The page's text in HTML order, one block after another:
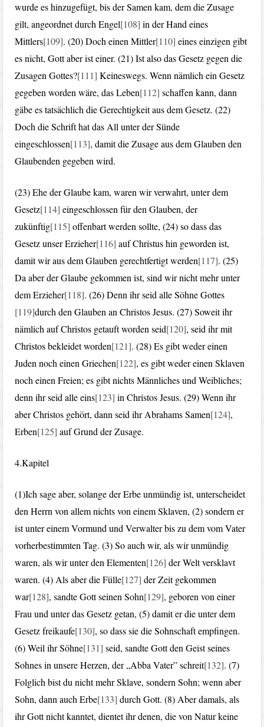
wurde es hinzugefügt, bis der Samen kam, dem die Zusage
gilt, angeordnet durch Engel[108] in der Hand eines
Mittlers[109]. (20) Doch einen Mittler[110] eines einzigen gibt
es nicht, Gott aber ist einer. (21) Ist also das Gesetz gegen die
Zusagen Gottes?[111] Keineswegs. Wenn nämlich ein Gesetz
gegeben worden wäre, das Leben[112] schaffen kann, dann
gäbe es tatsächlich die Gerechtigkeit aus dem Gesetz. (22)
Doch die Schrift hat das All unter der Sünde
eingeschlossen[113], damit die Zusage aus dem Glauben den
Glaubenden gegeben wird.
(23) Ehe der Glaube kam, waren wir verwahrt, unter dem
Gesetz[114] eingeschlossen für den Glauben, der
zukünftig[115] offenbart werden sollte, (24) so dass das
Gesetz unser Erzieher[116] auf Christus hin geworden ist,
damit wir aus dem Glauben gerechtfertigt werden[117]. (25)
Da aber der Glaube gekommen ist, sind wir nicht mehr unter
dem Erzieher[118]. (26) Denn ihr seid alle Söhne Gottes
[119]durch den Glauben an Christos Jesus. (27) Soweit ihr
nämlich auf Christos getauft worden seid[120], seid ihr mit
Christos bekleidet worden[121]. (28) Es gibt weder einen
Juden noch einen Griechen[122], es gibt weder einen Sklaven
noch einen Freien; es gibt nichts Männliches und Weibliches;
denn ihr seid alle eins[123] in Christos Jesus. (29) Wenn ihr
aber Christos gehört, dann seid ihr Abrahams Samen[124],
Erben[125] auf Grund der Zusage.
4.Kapitel
(1)Ich sage aber, solange der Erbe unmündig ist, unterscheidet
den Herrn von allem nichts von einem Sklaven, (2) sondern er
ist unter einem Vormund und Verwalter bis zu dem vom Vater
vorherbestimmten Tag. (3) So auch wir, als wir unmündig
waren, als wir unter den Elementen[126] der Welt versklavt
waren. (4) Als aber die Fülle[127] der Zeit gekommen
war[128], sandte Gott seinen Sohn[129], geboren von einer
Frau und unter das Gesetz getan, (5) damit er die unter dem
Gesetz freikaufe[130], so dass sie die Sohnschaft empfingen.
(6) Weil ihr Söhne[131] seid, sandte Gott den Geist seines
Sohnes in unsere Herzen, der „Abba Vater” schreit[132]. (7)
Folglich bist du nicht mehr Sklave, sondern Sohn; wenn aber
Sohn, dann auch Erbe[133] durch Gott. (8) Aber damals, als
ihr Gott nicht kanntet, dientet ihr denen, die von Natur keine